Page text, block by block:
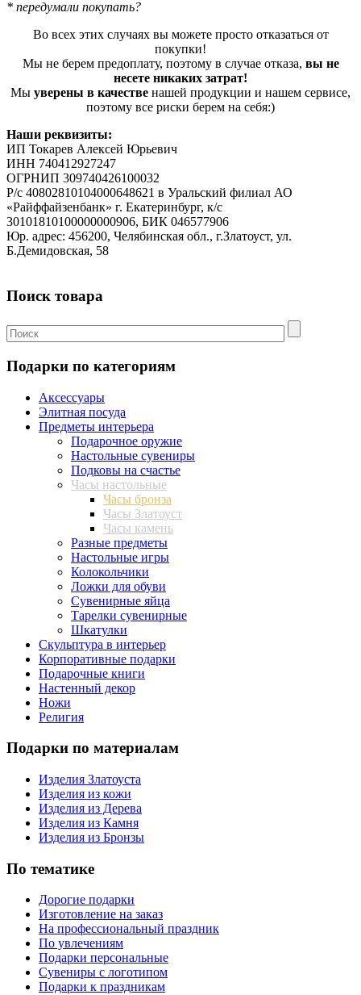
* передумали покупать?
Во всех этих случаях вы можете просто отказаться от
покупки!
Мы не берем предоплату, поэтому в случае отказа, вы не
несете никаких затрат!
Мы уверены в качестве нашей продукции и нашем сервисе,
поэтому все риски берем на себя:)
Наши реквизиты:
ИП Токарев Алексей Юрьевич
ИНН 740412927247
ОГРНИП 309740426100032
Р/с 40802810104000648621 в Уральский филиал АО
«Райффайзенбанк» г. Екатеринбург, к/с
30101810100000000906, БИК 046577906
Юр. адрес: 456200, Челябинская обл., г.Златоуст, ул.
Б.Демидовская, 58
Поиск товара
Подарки по категориям
Аксессуары
Элитная посуда
Предметы интерьера
Подарочное оружие
Настольные сувениры
Подковы на счастье
Часы настольные
Часы бронза
Часы Златоуст
Часы камень
Разные предметы
Настольные игры
Колокольчики
Ложки для обуви
Сувенирные яйца
Тарелки сувенирные
Шкатулки
Скульптура в интерьер
Корпоративные подарки
Подарочные книги
Настенный декор
Ножи
Религия
Подарки по материалам
Изделия Златоуста
Изделия из кожи
Изделия из Дерева
Изделия из Камня
Изделия из Бронзы
По тематике
Дорогие подарки
Изготовление на заказ
На профессиональный праздник
По увлечениям
Подарки персональные
Сувениры с логотипом
Подарки к праздникам